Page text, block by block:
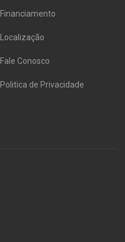
Financiamento
Localização
Fale Conosco
Politica de Privacidade